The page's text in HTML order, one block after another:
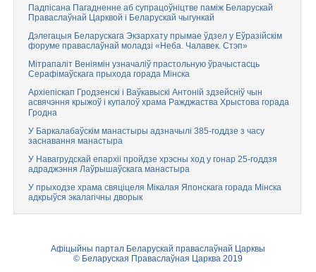
Падпісана Пагадненне аб супрацоўніцтве паміж Беларускай
Праваслаўнай Царквой і Беларускай чыгункай
Дэлегацыя Беларускага Экзархату прымае ўдзел у Еўразійскім
форуме праваслаўнай моладзі «Неба. Чалавек. Стэп»
Мітрапаліт Веніямін узначаліў прастольную ўрачыстасць
Серафімаўскага прыхода горада Мінска
Архіепіскап Гродзенскі і Ваўкавыскі Антоній здзейсніў чын
асвячэння крыжоў і купалоў храма Ражджаства Хрыстова горада
Гродна
У Баркалабаўскім манастыры адзначылі 385-годдзе з часу
заснавання манастыра
У Навагрудскай епархіі пройдзе хрэсны ход у гонар 25-годдзя
адраджэння Лаўрышаўскага манастыра
У прыходзе храма свяціцеля Мікалая Японскага горада Мінска
адкрыўся экалагічны дворык
Афіцыйны партал Беларускай праваслаўнай Царквы
© Беларуская Праваслаўная Царква 2019